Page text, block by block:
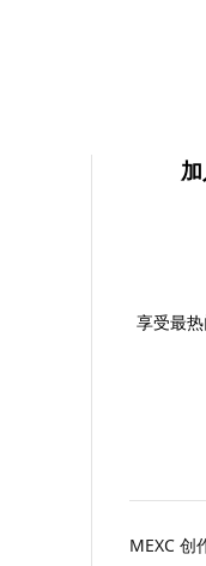
享受最
MEXC 创